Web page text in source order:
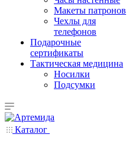
Макеты патронов
Чехлы для
телефонов
Подарочные
сертификаты
Тактическая медицина
Носилки
Подсумки
Каталог